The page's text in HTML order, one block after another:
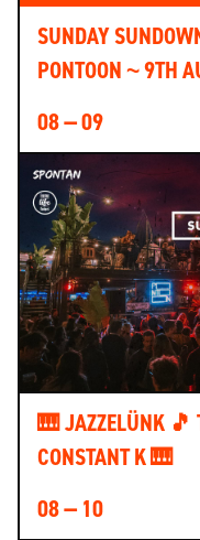
SUNDAY
PONTOON ~ 9TH
08 — 09
🎹 JAZZELÜNK 🎵
CONSTANT K 🎹
08 — 10